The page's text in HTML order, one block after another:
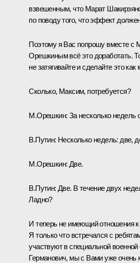
взвешенным, что Марат
по поводу того, что эффект
Поэтому я Вас попрошу вместе с
Орешкиным всё это доработать.
не затягивайте и сделайте это
Сколько, Максим, потребуется?
М.Орешкин: За несколько недель
В.Путин: Несколько недель: две,
М.Орешкин: Две.
В.Путин: Две. В течение двух
Ладно?
И теперь не имеющий отношения
Я только что встречался с
участвуют в специальной
Германович, мы с Вами уже очень